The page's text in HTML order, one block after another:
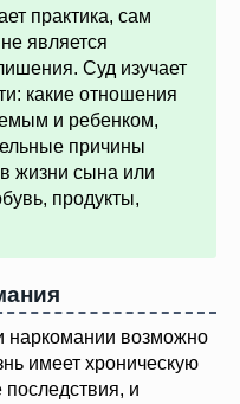
практика, сам
является
Суд изучает
какие отношения
и ребенком,
причины
жизни сына или
продукты,
наркомании возможно
имеет хроническую
и